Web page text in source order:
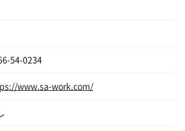
54-0234
www.sa-work.com/